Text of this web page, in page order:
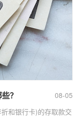
08-05
？
和银行卡)的存取款交